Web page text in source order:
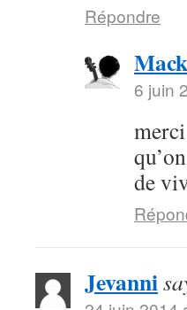
Répondre
6 juin
de
Jevanni